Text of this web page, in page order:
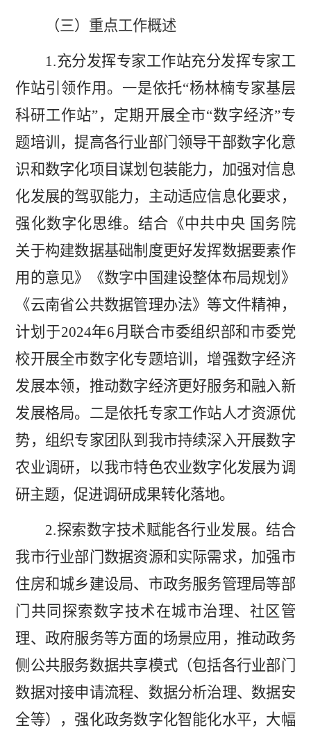
（三）重点工作概述
1.充分发挥专家工作站充分发挥专家工
作站引领作用。一是依托“杨林楠专家基层
科研工作站”， 定期开展全市“数字经济”专
题培训，提高各行业部门领导干部数字化意
识和数字化项目谋划包装能力，加强对信息
化发展的驾驭能力，主动适应信息化要求，
强化数字化思维。结合《中共中央 国务院
关于构建数据基础制度更好发挥数据要素作
用的意见》《数字中国建设整体布局规划》
《云南省公共数据管理办法》等文件精神，
计划于2024年6月 联合市委组织部和市委党
校开展全市数字化专题培训，增强数字经济
发展本领，推动数字经济更好服务和融入新
发展格局。二是依托专家工作站人才资源优
势，组织专家团队到我市持续深入开展数字
农业调研，以我市特色农业数字化发展为调
研主题，促进调研成果转化落地。
2.探索数字技术赋能各行业发展。结合
我市行业部门数据资源和实际需求， 加强市
住房和城乡建设局、市政务服务管理局等部
门共同探索数字技术在城市治理、社区管
理、政府服务等方面的场景应用， 推动政务
侧公共服务数据共享模式（包括各行业部门
数据对接申请流程、数据分析治理、数据安
全等），强化政务数字化智能化水平， 大幅